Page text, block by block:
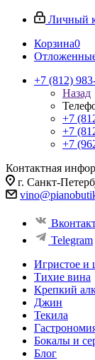
Личный
Корзина0
+7 (812)
Назад
+7
+7
+7
Контактная
г. Санкт-
Telegram
Игристое и
Тихие вина
Крепкий
Джин
Текила
Бокалы и
Блог